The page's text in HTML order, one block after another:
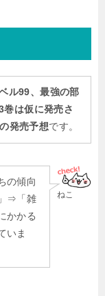
ル99、最強の部
巻は仮に発売さ
発売予想です。
ねこ
の傾向
⇒「雑
かかる
いま